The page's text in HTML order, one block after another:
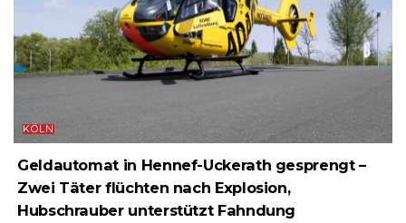
KÖLN
Geldautomat in Hennef-Uckerath gesprengt –
Zwei Täter flüchten nach Explosion,
Hubschrauber unterstützt Fahndung